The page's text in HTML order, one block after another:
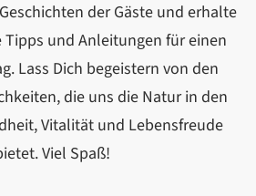
der Gäste und erhalte
und Anleitungen für einen
Lass Dich begeistern von den
die uns die Natur in den
Vitalität und Lebensfreude
Viel Spaß!